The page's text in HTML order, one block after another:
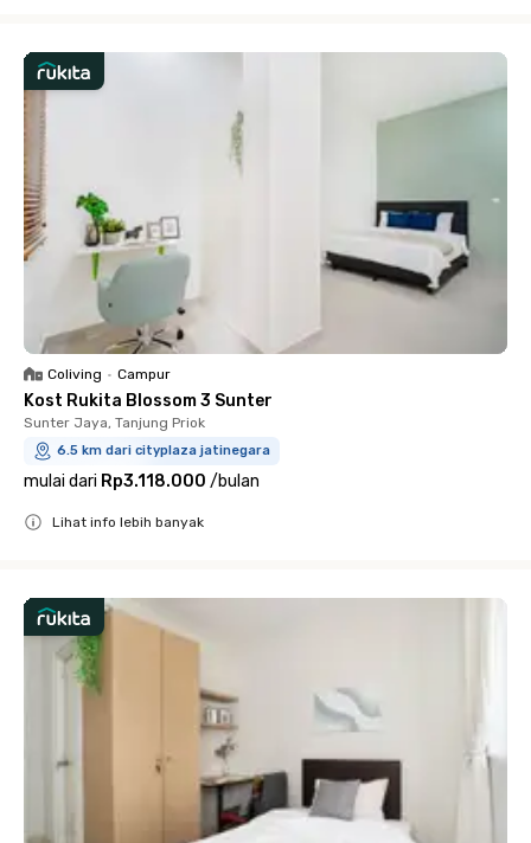
Coliving • Campur
Kost Rukita Blossom 3 Sunter
Sunter Jaya, Tanjung Priok
6.5 km dari cityplaza jatinegara
mulai dari Rp3.118.000 /bulan
Lihat info lebih banyak